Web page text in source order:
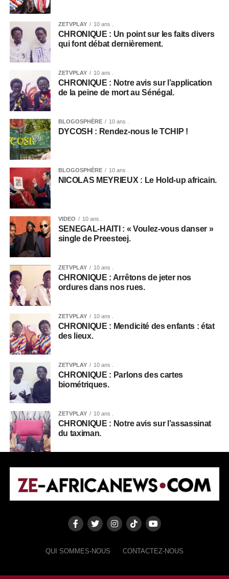
ZETVPLAY 10 ans .
CHRONIQUE : Un point sur les faits divers
qui font débat dernièrement.
ZETVPLAY 10 ans .
CHRONIQUE : Notre avis sur l’application
de la peine de mort au Sénégal.
BLOGOSPHÈRE 10 ans .
DYCOSH : Rendez-nous le TCHIP !
BLOGOSPHÈRE 10 ans .
NICOLAS MEYRIEUX : Le Hold-up africain.
VIDEO 10 ans .
SENEGAL-HAITI : « Voulez-vous danser »
single de Preesteej.
ZETVPLAY 10 ans .
CHRONIQUE : Arrêtons de jeter nos
ordures dans nos rues.
ZETVPLAY 10 ans .
CHRONIQUE : Mendicité des enfants : état
des lieux.
ZETVPLAY 10 ans .
CHRONIQUE : Parlons des cartes
biométriques.
ZETVPLAY 10 ans .
CHRONIQUE : Notre avis sur l’assassinat
du taximan.
QUI SOMMES-NOUS CONTACTEZ-NOUS